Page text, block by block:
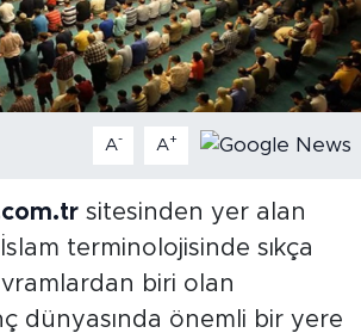
A- A+
sitesinden yer alan
terminolojisinde sıkça
biri olan
dünyasında önemli bir yere